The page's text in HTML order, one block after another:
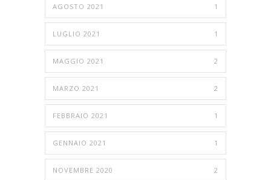
AGOSTO 2021 1
LUGLIO 2021 1
MAGGIO 2021 2
MARZO 2021 2
FEBBRAIO 2021 1
GENNAIO 2021 1
NOVEMBRE 2020 2